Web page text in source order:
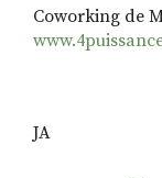
Coworking de
JA